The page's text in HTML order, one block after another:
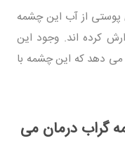
پوستی از آب این چشمه
کرده اند. وجود این
می دهد که این چشمه با
گراب درمان می